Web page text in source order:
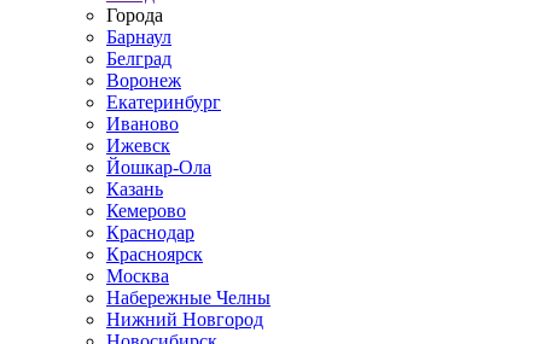
Города
Барнаул
Белград
Воронеж
Екатеринбург
Иваново
Ижевск
Йошкар-Ола
Казань
Кемерово
Краснодар
Красноярск
Москва
Набережные Челны
Нижний Новгород